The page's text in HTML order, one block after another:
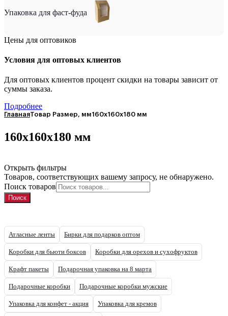
Упаковка для фаст-фуда
Цены для оптовиков
Условия для оптовых клиентов
Для оптовых клиентов процент скидки на товары зависит от
суммы заказа.
Подробнее
ГлавнаяТовар Размер, мм160х160х180 мм
160х160х180 мм
Открыть фильтры
Товаров, соответствующих вашему запросу, не обнаружено.
Поиск товаров
Поиск
Атласные ленты Бирки для подарков оптом
Коробки для бьюти боксов Коробки для орехов и сухофруктов
Крафт пакеты Подарочная упаковка на 8 марта
Подарочные коробки Подарочные коробки мужские
Упаковка для конфет - акция Упаковка для кремов